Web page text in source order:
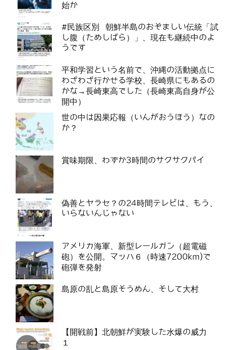
始か
#民族区別 朝鮮半島のおぞましい伝統「試
し腹（ためしばら）」、現在も継続中のよ
うです
平和学習という名前で、沖縄の活動拠点に
わざわざ行かせる学校、長崎県にもあるの
かな→長崎東高でした（長崎東高自身が公
開中）
世の中は因果応報（いんがおうほう）なの
か？
賞味期限、わずか3時間のサクサクパイ
偽善とヤラセ？の24時間テレビは、もう、
いらないんじゃない
アメリカ海軍、新型レールガン（超電磁
砲）を公開。マッハ６（時速7200km)で
砲弾を発射
島原の乱と島原そうめん、そして大村
【開戦前】北朝鮮が実験した水爆の威力
１